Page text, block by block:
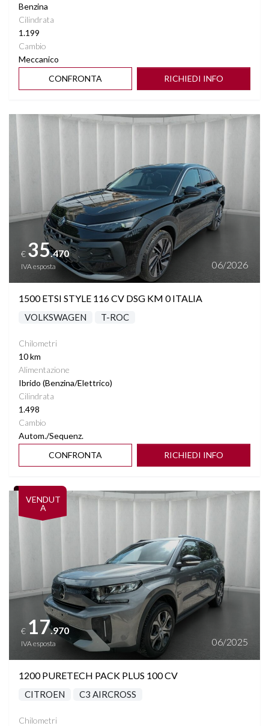
Benzina
Cilindrata
1.199
Cambio
Meccanico
CONFRONTA
RICHIEDI INFO
Vedi dettagli
€ 35.470
IVA esposta 06/2026
1500 ETSI STYLE 116 CV DSG KM 0 ITALIA
VOLKSWAGEN T-ROC
Chilometri
10 km
Alimentazione
Ibrido (Benzina/Elettrico)
Cilindrata
1.498
Cambio
Autom./Sequenz.
CONFRONTA
RICHIEDI INFO
VENDUT
A
Vedi dettagli
€ 17.970
IVA esposta 06/2025
1200 PURETECH PACK PLUS 100 CV
CITROEN C3 AIRCROSS
Chilometri